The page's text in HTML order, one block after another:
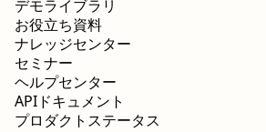
デモライブラリ
お役立ち資料
ナレッジセンター
セミナー
ヘルプセンター
APIドキュメント
プロダクトステータス